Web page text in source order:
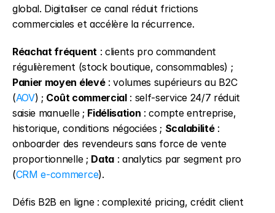
global. Digitaliser ce canal réduit frictions
commerciales et accélère la récurrence.
Réachat fréquent : clients pro commandent
Panier moyen élevé : volumes supérieurs au B2C
(AOV) ; Coût commercial : self-service 24/7 réduit
saisie manuelle ; Fidélisation : compte entreprise,
historique, conditions négociées ; Scalabilité :
onboarder des revendeurs sans force de vente
proportionnelle ; Data : analytics par segment pro
(CRM e-commerce).
Défis B2B en ligne : complexité pricing, crédit client